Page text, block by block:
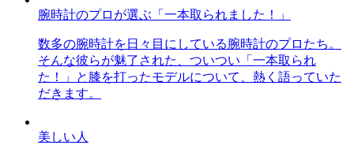
腕時計のプロが選ぶ「一本取られました！」
数多の腕時計を日々目にしている腕時計のプロたち。
そんな彼らが魅了された、ついつい「一本取られ
た！」と膝を打ったモデルについて、熱く語っていた
だきます。
美しい人